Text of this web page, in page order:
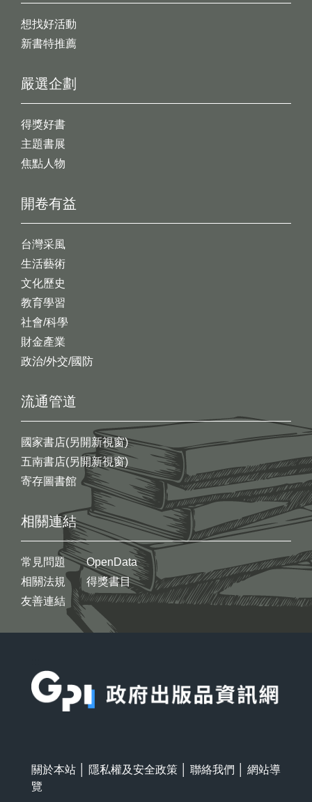
想找好活動
新書特推薦
開卷有益
台灣采風
生活藝術
文化歷史
教育學習
社會/科學
財金產業
政治/外交/國防
嚴選企劃
得獎好書
主題書展
焦點人物
流通管道
國家書店(另開新視窗)
五南書店(另開新視窗)
寄存圖書館
相關連結
常見問題
相關法規
友善連結
OpenData
得獎書目
關於本站 隱私權及安全政策 聯絡我們
網站導
覽